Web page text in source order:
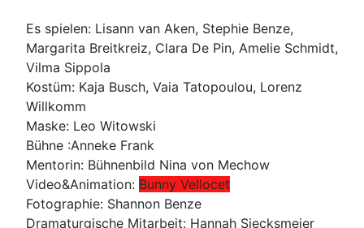
Es spielen: Lisann van Aken, Stephie Benze,
Margarita Breitkreiz, Clara De Pin, Amelie Schmidt,
Vilma Sippola
Kostüm: Kaja Busch, Vaia Tatopoulou, Lorenz
Willkomm
Maske: Leo Witowski
Bühne :Anneke Frank
Mentorin: Bühnenbild Nina von Mechow
Video&Animation: Bunny Vellocet
Fotographie: Shannon Benze
Dramaturgische Mitarbeit: Hannah Siecksmeier